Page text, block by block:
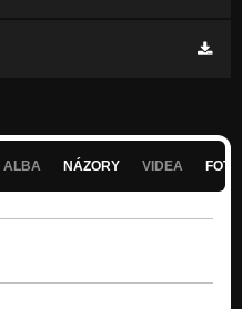
ALBA NÁZORY VIDEA